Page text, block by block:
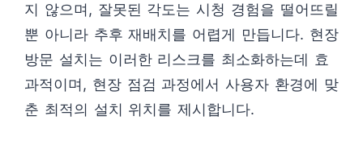
지 않으며, 잘못된 각도는 시청 경험을 떨어뜨릴
뿐 아니라 추후 재배치를 어렵게 만듭니다. 현장
방문 설치는 이러한 리스크를 최소화하는데 효
과적이며, 현장 점검 과정에서 사용자 환경에 맞
춘 최적의 설치 위치를 제시합니다.